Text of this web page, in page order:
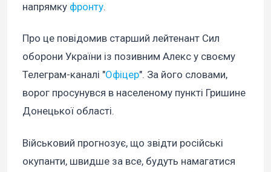
напрямку фронту.
Про це повідомив старший лейтенант Сил
оборони України із позивним Алекс у своєму
Телеграм-каналі "Офіцер". За його словами,
ворог просунувся в населеному пункті Гришине
Донецької області.
Військовий прогнозує, що звідти російські
окупанти, швидше за все, будуть намагатися